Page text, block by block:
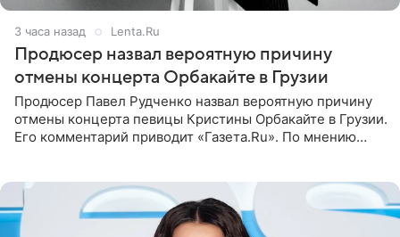
3 часа назад Lenta.Ru
Продюсер назвал вероятную причину
отмены концерта Орбакайте в Грузии
Продюсер Павел Рудченко назвал вероятную причину
отмены концерта певицы Кристины Орбакайте в Грузии.
Его комментарий приводит «Газета.Ru». По мнению